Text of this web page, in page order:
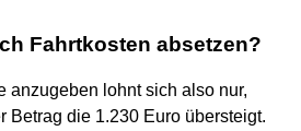
Fahrtkosten absetzen?
anzugeben lohnt sich also nur,
Betrag die 1.230 Euro übersteigt.